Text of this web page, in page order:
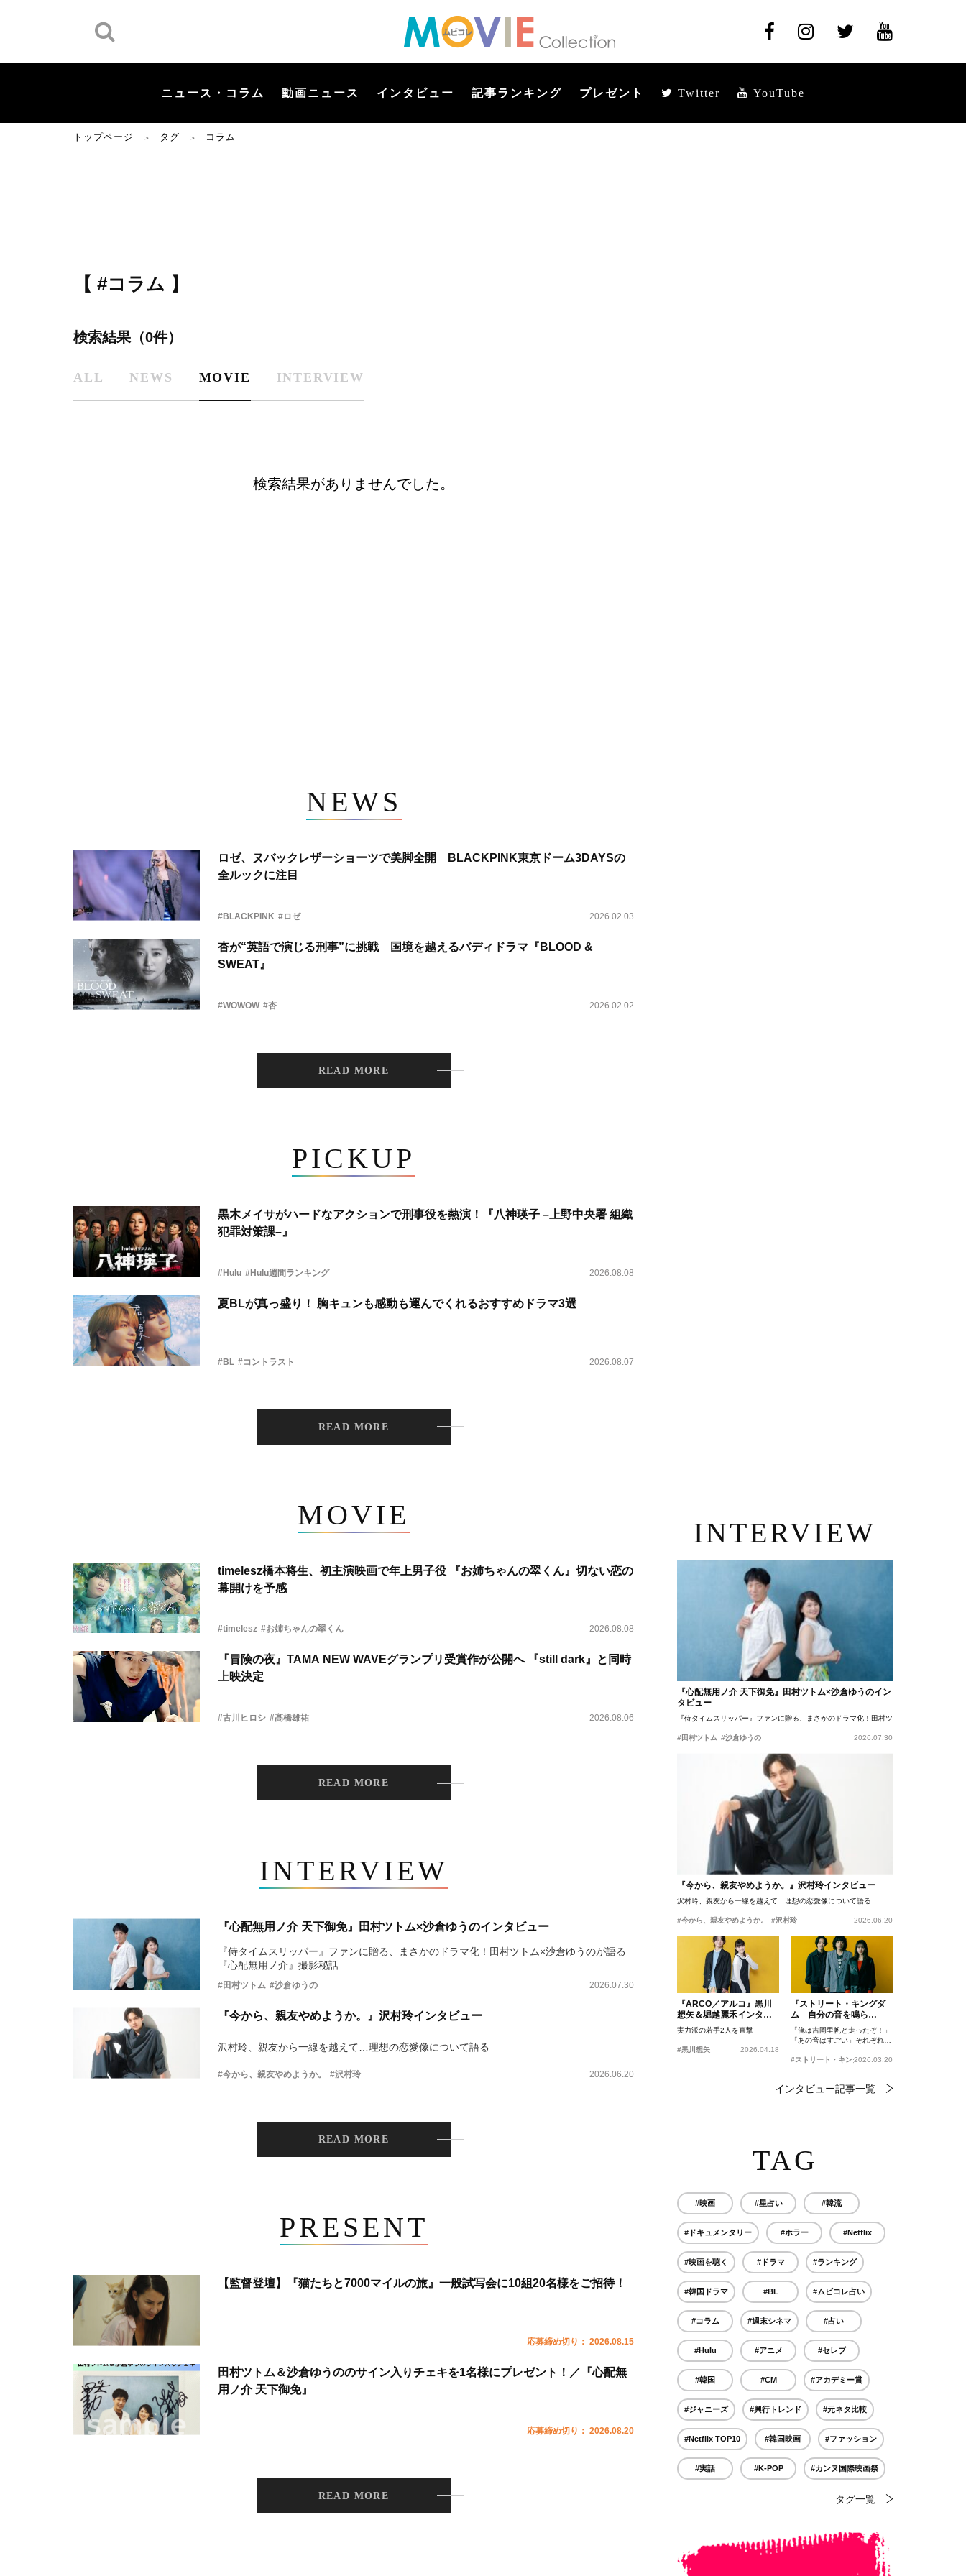
ニュース・コラム 動画ニュース インタビュー 記事ランキング プレゼント Twitter YouTube
トップページ ＞ タグ ＞ コラム
【 #コラム 】
検索結果（0件）
ALL NEWS MOVIE INTERVIEW
検索結果がありませんでした。
NEWS
ロゼ、ヌバックレザーショーツで美脚全開 BLACKPINK東京ドーム3DAYSの
全ルックに注目
#BLACKPINK #ロゼ 2026.02.03
杏が“英語で演じる刑事”に挑戦 国境を越えるバディドラマ『BLOOD &
SWEAT』
#WOWOW #杏 2026.02.02
READ MORE
PICKUP
黒木メイサがハードなアクションで刑事役を熱演！『八神瑛子 –上野中央署 組織
犯罪対策課–』
#Hulu #Hulu週間ランキング 2026.08.08
夏BLが真っ盛り！ 胸キュンも感動も運んでくれるおすすめドラマ3選
#BL #コントラスト 2026.08.07
READ MORE
MOVIE
timelesz橋本将生、初主演映画で年上男子役 『お姉ちゃんの翠くん』切ない恋の
幕開けを予感
#timelesz #お姉ちゃんの翠くん 2026.08.08
『冒険の夜』TAMA NEW WAVEグランプリ受賞作が公開へ 『still dark』と同時
上映決定
#古川ヒロシ #髙橋雄祐 2026.08.06
READ MORE
INTERVIEW
『心配無用ノ介 天下御免』田村ツトム×沙倉ゆうのインタビュー
『侍タイムスリッパー』ファンに贈る、まさかのドラマ化！田村ツトム×沙倉ゆうのが語る
『心配無用ノ介』撮影秘話
#田村ツトム #沙倉ゆうの 2026.07.30
『今から、親友やめようか。』沢村玲インタビュー
沢村玲、親友から一線を越えて…理想の恋愛像について語る
#今から、親友やめようか。 #沢村玲 2026.06.20
READ MORE
PRESENT
【監督登壇】『猫たちと7000マイルの旅』一般試写会に10組20名様をご招待！
応募締め切り： 2026.08.15
田村ツトム＆沙倉ゆうののサイン入りチェキを1名様にプレゼント！／『心配無
用ノ介 天下御免』
応募締め切り： 2026.08.20
READ MORE
INTERVIEW
『心配無用ノ介 天下御免』田村ツトム×沙倉ゆうのイン
タビュー
『侍タイムスリッパー』ファンに贈る、まさかのドラマ化！田村ツトム×沙倉ゆうのが語
#田村ツトム #沙倉ゆうの 2026.07.30
『今から、親友やめようか。』沢村玲インタビュー
沢村玲、親友から一線を越えて…理想の恋愛像について語る
#今から、親友やめようか。 #沢村玲 2026.06.20
『ARCO／アルコ』黒川
想矢＆堀越麗禾インタビ
ュー
実力派の若手2人を直撃
#黒川想矢 2026.04.18
『ストリート・キングダ
ム 自分の音を鳴ら
せ。』峯田和伸、若葉竜
也、吉岡里帆インタビュ
ー
「俺は吉岡里帆と走ったぞ！」
「あの音はすごい」それぞれの
#ストリート・キングダム 自分の音を鳴らせ。
2026.03.20
インタビュー記事一覧
TAG
#映画 #星占い #韓流
#ドキュメンタリー #ホラー #Netflix
#映画を聴く #ドラマ #ランキング
#韓国ドラマ #BL #ムビコレ占い
#コラム #週末シネマ #占い
#Hulu #アニメ #セレブ
#韓国 #CM #アカデミー賞
#ジャニーズ #興行トレンド #元ネタ比較
#Netflix TOP10 #韓国映画 #ファッション
#実話 #K-POP #カンヌ国際映画祭
タグ一覧